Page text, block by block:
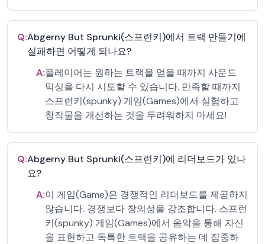
Q:Abgerny But Sprunki(스프런키)에서 트랙 만들기에
실패하면 어떻게 되나요?
A:플레이어는 원하는 트랙을 얻을 때까지 사운드
믹싱을 다시 시도할 수 있습니다. 만족할 때까지
스프런키(spunky) 게임(Games)에서 실험하고
창작물을 개선하는 것을 두려워하지 마세요!
Q:Abgerny But Sprunki(스프런키)에 리더보드가 있나
요?
A:이 게임(Game)은 경쟁적인 리더보드를 제공하지
않습니다. 경쟁보다 창의성을 강조합니다. 스프런
키(spunky) 게임(Games)에서 음악을 통해 자신
을 표현하고 독특한 트랙을 공유하는 데 집중하